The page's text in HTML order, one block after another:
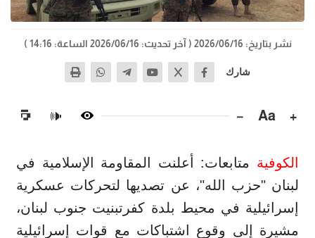
نشر بتاريخ: 2026/06/16 ( آخر تحديث: 2026/06/16 الساعة: 14:16 )
شارك
+
Aa
−
🔊
الكوفية متابعات: أعلنت المقاومة الإسلامية في
لبنان "حزب الله"، عن تصديها لتحركات عسكرية
إسرائيلية في محيط بلدة كفرتبنيت جنوب لبنان،
مشيرة إلى وقوع اشتباكات مع قوات إسرائيلية